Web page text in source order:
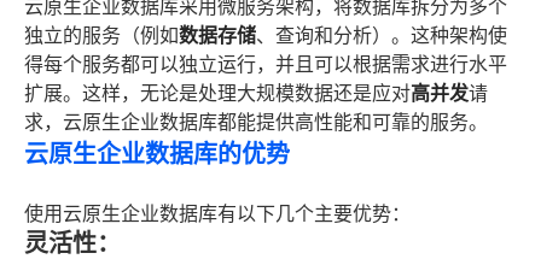
云原生企业数据库采用微服务架构，将数据库拆分为多个
独立的服务（例如数据存储、查询和分析）。这种架构使
得每个服务都可以独立运行，并且可以根据需求进行水平
扩展。这样，无论是处理大规模数据还是应对高并发请
求，云原生企业数据库都能提供高性能和可靠的服务。
云原生企业数据库的优势
使用云原生企业数据库有以下几个主要优势：
灵活性：